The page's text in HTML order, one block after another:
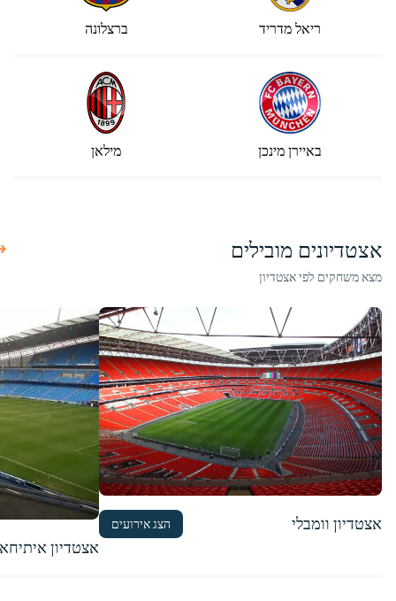
ריאל מדריד ברצלונה
באיירן מינכן מילאן
אצטדיונים מובילים
מצא משחקים לפי אצטדיון
אצטדיון וומבלי הצג אירועים
אצטדיון